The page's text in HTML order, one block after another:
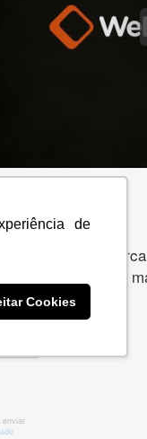
de
Cookies
criar a
muito mais. São
enviar